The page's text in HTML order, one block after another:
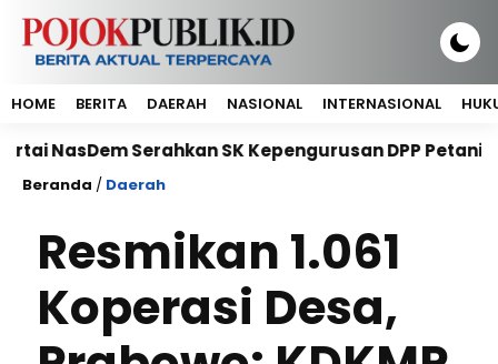
HOME BERITA DAERAH NASIONAL INTERNASIONAL
Serahkan SK Kepengurusan DPP Petani
Beranda / Daerah
Resmikan 1.061
Koperasi Desa,